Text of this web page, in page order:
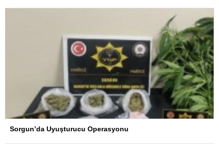
Sorgun’da Uyuşturucu Operasyonu